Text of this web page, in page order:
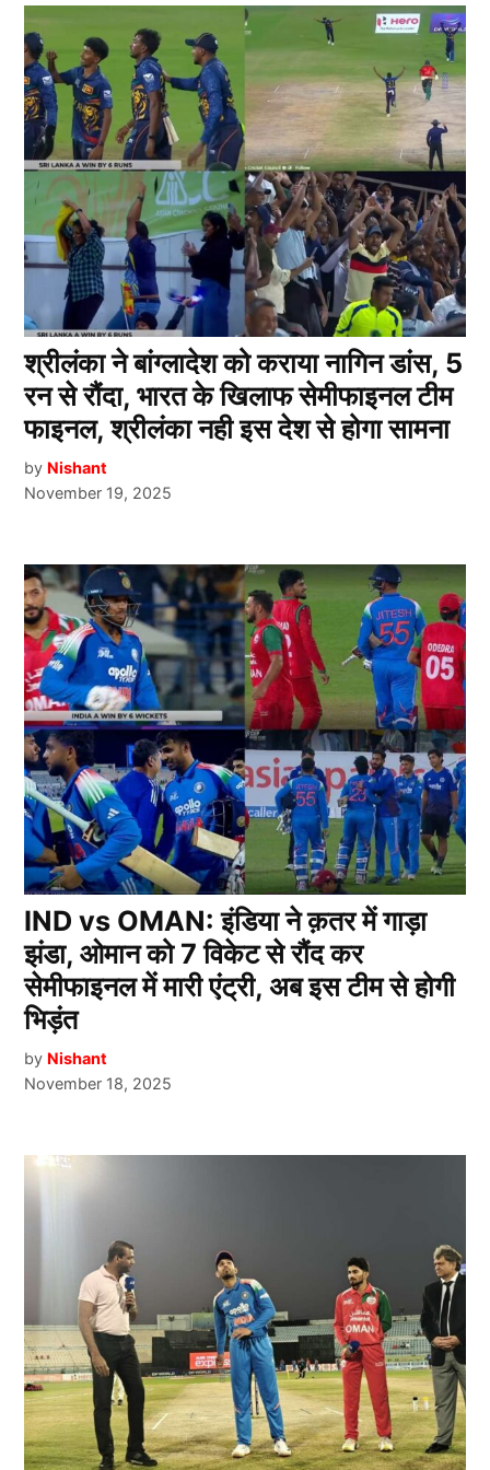
श्रीलंका ने बांग्लादेश को कराया नागिन डांस, 5
रन से रौंदा, भारत के खिलाफ सेमीफाइनल टीम
फाइनल, श्रीलंका नही इस देश से होगा सामना
by Nishant
November 19, 2025
IND vs OMAN: इंडिया ने क़तर में गाड़ा
झंडा, ओमान को 7 विकेट से रौंद कर
सेमीफाइनल में मारी एंट्री, अब इस टीम से होगी
भिड़ंत
by Nishant
November 18, 2025